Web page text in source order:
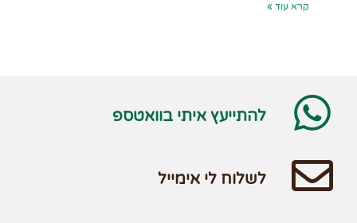
קרא עוד »
להתייעץ איתי בוואטספ
לשלוח לי אימייל